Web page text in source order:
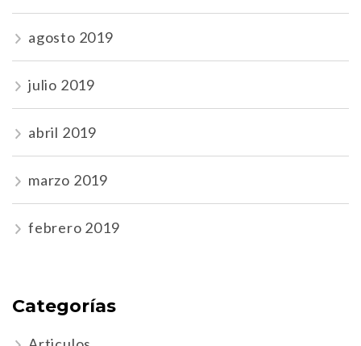
agosto 2019
julio 2019
abril 2019
marzo 2019
febrero 2019
Categorías